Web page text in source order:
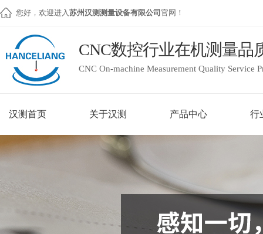
您好，欢迎进入苏州汉测测量设备有限公司 官网！
CNC数控行业在机测量品
CNC On-machine Measurement Quality Service
汉测首页 关于汉测 产品中心 行